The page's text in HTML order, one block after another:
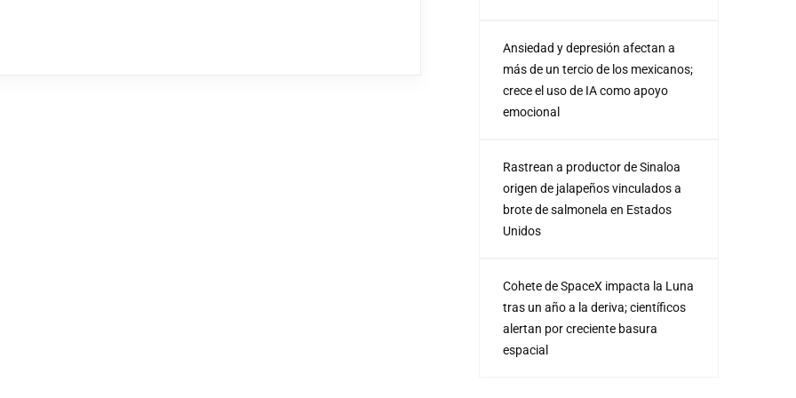
Ansiedad y depresión afectan a
más de un tercio de los mexicanos;
crece el uso de IA como apoyo
emocional
Rastrean a productor de Sinaloa
origen de jalapeños vinculados a
brote de salmonela en Estados
Unidos
Cohete de SpaceX impacta la Luna
tras un año a la deriva; científicos
alertan por creciente basura
espacial